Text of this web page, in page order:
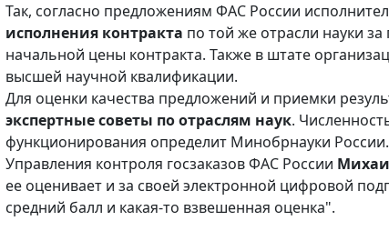
Так, согласно предложениям ФАС России
исполнения контракта по той же отрасли науки за
начальной цены контракта. Также в штате
высшей научной квалификации.
Для оценки качества предложений и приемки
экспертные советы по отраслям наук.
функционирования определит Минобрнауки
Управления контроля госзаказов ФАС России
ее оценивает и за своей электронной цифровой
средний балл и какая-то взвешенная оценка".